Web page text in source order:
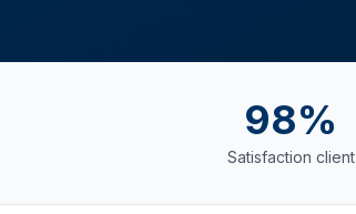
98%
Satisfaction client